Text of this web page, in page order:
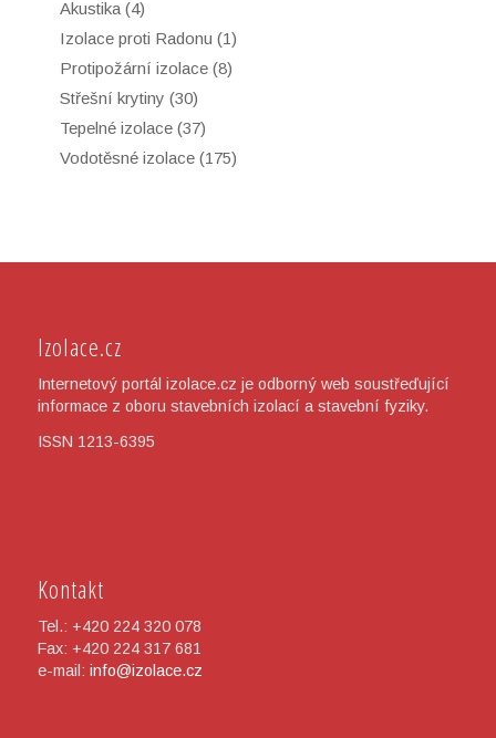
Akustika(4)
Izolace proti Radonu (1)
Protipožární izolace(8)
Střešní krytiny (30)
Tepelné izolace(37)
Vodotěsné izolace(175)
Izolace.cz
Internetový portál izolace.cz je odborný web soustřeďující
informace z oboru stavebních izolací a stavební fyziky.
ISSN 1213-6395
Kontakt
Tel.: +420 224 320 078
Fax: +420 224 317 681
e-mail: info@izolace.cz